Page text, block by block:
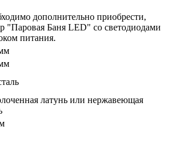
дополнительно приобрести,
"Паровая Баня LED" со светодиодами
питания.
латунь или нержавеющая